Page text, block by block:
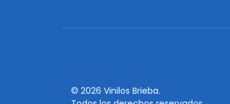
© 2026 Vinilos Brieba.